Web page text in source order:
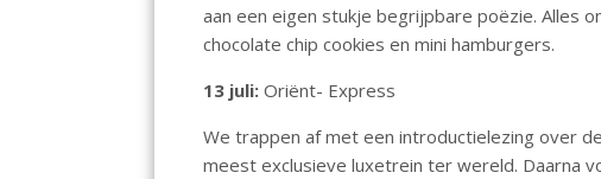
aan een eigen stukje begrijpbare poëzie. Alles
chocolate chip cookies en mini hamburgers.
13 juli:Oriënt- Express
We trappen af met een introductielezing over
meest exclusieve luxetrein ter wereld. Daarna